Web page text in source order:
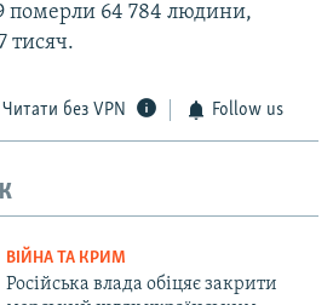
померли 64 784 людини,
тисяч.
Читати без VPN Follow us
ВІЙНА ТА КРИМ
Російська влада обіцяє закрити